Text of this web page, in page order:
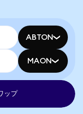
ABTON
MAON
ップ